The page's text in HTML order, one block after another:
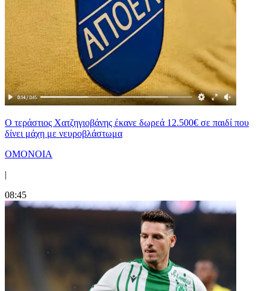
Ο τεράστιος Χατζηγιοβάνης έκανε δωρεά 12.500€ σε παιδί που
δίνει μάχη με νευροβλάστωμα
ΟΜΟΝΟΙΑ
|
08:45